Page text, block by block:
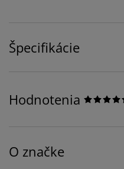
Špecifikácie
Hodnotenia
O značke